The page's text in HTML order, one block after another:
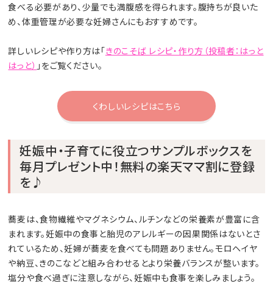
食べる必要があり、少量でも満腹感を得られます。腹持ちが良いた
め、体重管理が必要な妊婦さんにもおすすめです。
詳しいレシピや作り方は「きのこそば レシピ・作り方（投稿者：はっと
はっと） 」をご覧ください。
くわしいレシピはこちら
妊娠中・子育てに役立つサンプルボックスを
毎月プレゼント中！無料の楽天ママ割に登録
を♪
蕎麦は、食物繊維やマグネシウム、ルチンなどの栄養素が豊富に含
まれます。妊娠中の食事と胎児のアレルギーの因果関係はないとさ
れているため、妊婦が蕎麦を食べても問題ありません。モロヘイヤ
や納豆、きのこなどと組み合わせるとより栄養バランスが整います。
塩分や食べ過ぎに注意しながら、妊娠中も食事を楽しみましょう。